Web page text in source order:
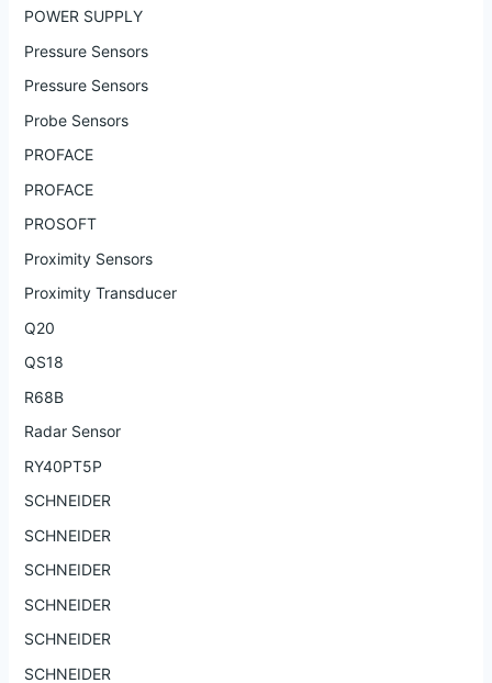
POWER SUPPLY
Pressure Sensors
Pressure Sensors
Probe Sensors
PROFACE
PROFACE
PROSOFT
Proximity Sensors
Proximity Transducer
Q20
QS18
R68B
Radar Sensor
RY40PT5P
SCHNEIDER
SCHNEIDER
SCHNEIDER
SCHNEIDER
SCHNEIDER
SCHNEIDER